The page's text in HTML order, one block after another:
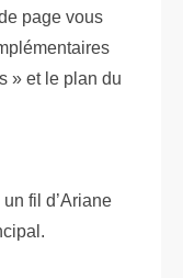
page vous
» et le plan du
fil d’Ariane